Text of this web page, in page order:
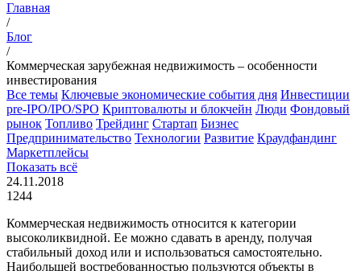
Главная
/
Блог
/
Коммерческая зарубежная недвижимость – особенности
инвестирования
Все темы Ключевые экономические события дня Инвестиции
pre-IPO/IPO/SPO Криптовалюты и блокчейн Люди Фондовый
рынок Топливо Трейдинг Стартап Бизнес
Предпринимательство Технологии Развитие Краудфандинг
Маркетплейсы
Показать всё
24.11.2018
1244
Коммерческая недвижимость относится к категории
высоколиквидной. Ее можно сдавать в аренду, получая
стабильный доход или и использоваться самостоятельно.
Наибольшей востребованностью пользуются объекты в